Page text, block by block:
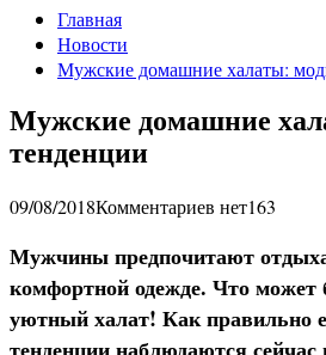
Главная
Новости
Мужские домашние халаты:
Мужские домашние
тенденции
09/08/2018Комментариев нет163
Мужчины предпочитают
комфортной одежде. Что
уютный халат! Как правильно
тенденции наблюдаются